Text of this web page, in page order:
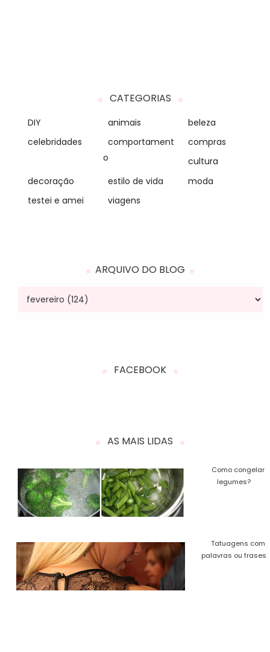
CATEGORIAS
DIY animais
beleza
celebridades
comportament
o
compras
cultura
decoração
estilo de vida
moda
testei e amei
viagens
ARQUIVO DO BLOG
FACEBOOK
AS MAIS LIDAS
Como congelar
legumes?
Tatuagens com
palavras ou frases